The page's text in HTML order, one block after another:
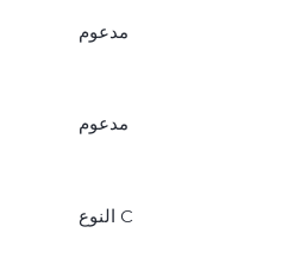
مدعوم
مدعوم
النوع C